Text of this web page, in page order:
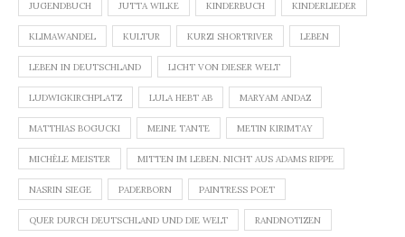
JUGENDBUCH JUTTA WILKE KINDERBUCH KINDERLIEDER
KLIMAWANDEL KULTUR KURZI SHORTRIVER LEBEN
LEBEN IN DEUTSCHLAND LICHT VON DIESER WELT
LUDWIGKIRCHPLATZ LULA HEBT AB MARYAM ANDAZ
MATTHIAS BOGUCKI MEINE TANTE METIN KIRIMTAY
MICHÈLE MEISTER MITTEN IM LEBEN. NICHT AUS ADAMS RIPPE
NASRIN SIEGE PADERBORN PAINTRESS POET
QUER DURCH DEUTSCHLAND UND DIE WELT RANDNOTIZEN